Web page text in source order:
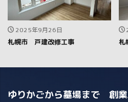
2025年9月26日
札幌市 戸建改修工事 札
ゆりかごから墓場まで 創